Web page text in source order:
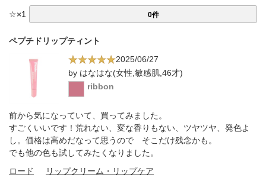
☆×1 0件
ペプチドリップティント
2025/06/27
by はなはな(女性,敏感肌,46才)
ribbon
前から気になっていて、買ってみました。
すごくいいです！荒れない、変な香りもない、ツヤツヤ、発色よ
し。価格は高めだなって思うので そこだけ残念かも。
でも他の色も試してみたくなりました。
ロード
リップクリーム・リップケア